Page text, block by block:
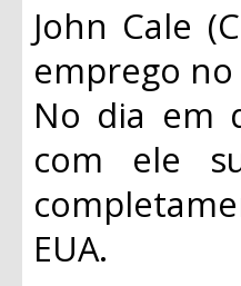
John Cale
emprego no
No dia em
com ele
EUA.